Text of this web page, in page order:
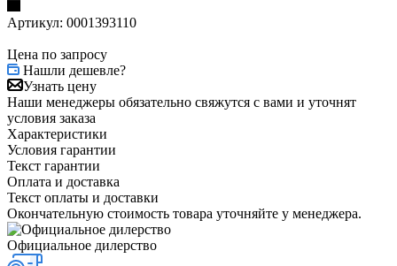
Артикул: 0001393110
Цена по запросу
Нашли дешевле?
Узнать цену
Наши менеджеры обязательно свяжутся с вами и уточнят
условия заказа
Характеристики
Условия гарантии
Текст гарантии
Оплата и доставка
Текст оплаты и доставки
Окончательную стоимость товара уточняйте у менеджера.
Официальное дилерство